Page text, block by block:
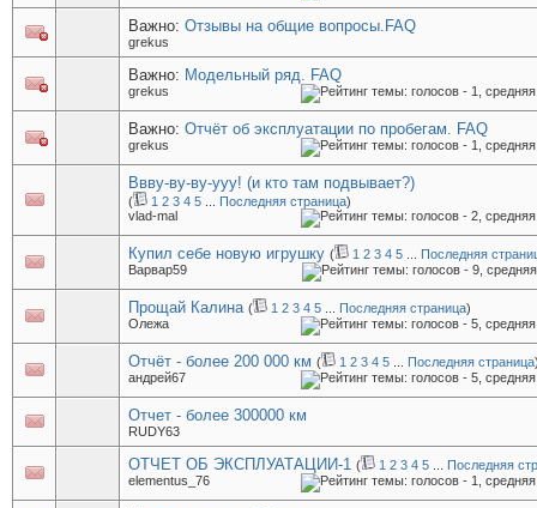
Важно: Отзывы на общие вопросы.FAQ
grekus
Важно: Модельный ряд. FAQ
grekus
Важно: Отчёт об эксплуатации по пробегам. FAQ
grekus
Ввву-ву-ву-ууу! (и кто там подвывает?)
( 1 2 3 4 5 Последняя страница)
vlad-mal
Купил себе новую игрушку ( 1 2 3 4 5
Последняя
Варвар59
Прощай Калина ( 1 2 3 4 5 Последняя страница)
Олежа
Отчёт - более 200 000 км ( 1 2 3 4 5 Последняя страница
андрей67
Отчет - более 300000 км
RUDY63
ОТЧЕТ ОБ ЭКСПЛУАТАЦИИ-1 ( 1 2 3 4 5
Последняя
elementus_76